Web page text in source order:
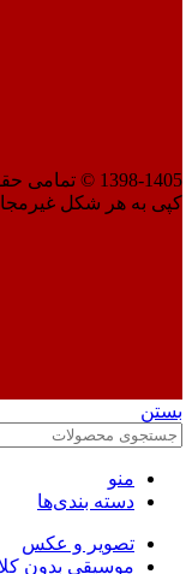
1398-1405 ©
کپی به هر شکل
بستن
منو
دسته بندی‌ها
تصویر و عکس
موسیقی بدون